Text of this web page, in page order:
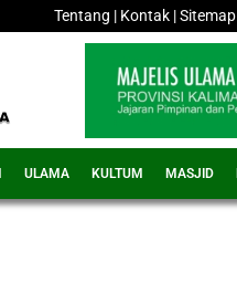
Tentang | Kontak |Sitemap
ULAMA KULTUM MASJID